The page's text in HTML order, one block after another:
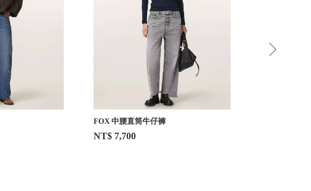
FOX 中腰直筒牛仔褲
NT$ 7,700